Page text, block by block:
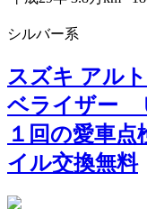
シルバー系
スズキ アル
ベライザー
１回の愛車
イル交換無料